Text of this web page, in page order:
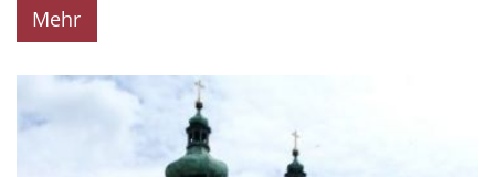
Mehr